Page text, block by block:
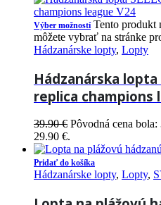
Výber možností Tento produkt
môžete vybrať na stránke
Hádzanárske lopty, Lopty
Hádzanárska lopta
replica champions
39.90€ Pôvodná cena bola:
29.90 €.
Pridať do košíka
Hádzanárske lopty, Lopty,